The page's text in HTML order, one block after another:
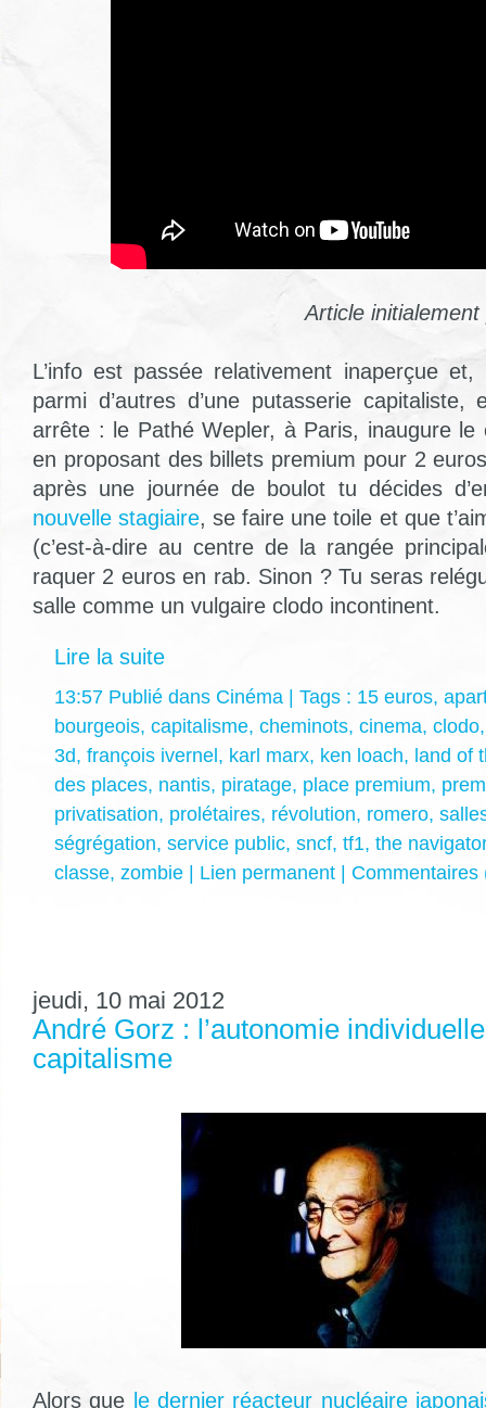
Article
L’info est passée relativement inaperçue
parmi d’autres d’une putasserie capitaliste,
arrête : le Pathé Wepler, à Paris, inaugure le
en proposant des billets premium pour 2
après une journée de boulot tu décides
nouvelle stagiaire, se faire une toile et que
(c’est-à-dire au centre de la rangée
raquer 2 euros en rab. Sinon ? Tu seras
salle comme un vulgaire clodo incontinent.
Lire la suite
13:57 Publié dans Cinéma | Tags : 15 euros,
bourgeois, capitalisme, cheminots, cinema, clodo
3d, françois ivernel, karl marx, ken loach, land of
des places, nantis, piratage, place premium,
privatisation, prolétaires, révolution, romero,
ségrégation, service public, sncf, tf1, the
classe, zombie | Lien permanent | Commentaires
jeudi, 10 mai 2012
André Gorz : l’autonomie
capitalisme
Alors que le dernier réacteur nucléaire